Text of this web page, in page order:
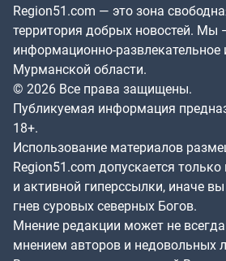
Region51.com — это зона
территория добрых новостей. Мы
информационно-развлекательное
Мурманской области.
© 2026 Все права защищены.
Публикуемая информация
18+.
Использование материалов
Region51.com допускается
и активной гиперссылки, иначе
гнев суровых северных Богов.
Мнение редакции может не
мнением авторов и недовольных